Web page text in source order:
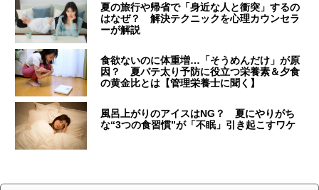
夏の旅行や帰省で「身近な人と衝突」するの
はなぜ？ 解決テクニックを心理カウンセラ
ーが解説
食欲ないのに体重増…「そうめんだけ」が原
因？ 夏バテ太り予防に役立つ栄養素＆夕食
の黄金比とは【管理栄養士に聞く】
風呂上がりのアイスはNG？ 夏にやりがち
な“3つの食習慣”が「不眠」引き起こすワケ